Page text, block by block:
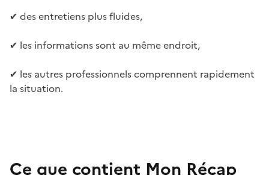
✔ des entretiens plus fluides,
✔ les informations sont au même endroit,
✔ les autres professionnels comprennent rapidement
la situation.
Ce que contient Mon Récap